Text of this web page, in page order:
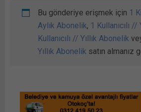
Bu gönderiye erişmek için 1
Aylık Abonelik, 1 Kullanıcılı
Kullanıcılı // Yıllık Abonelik
Yıllık Abonelik satın almanız